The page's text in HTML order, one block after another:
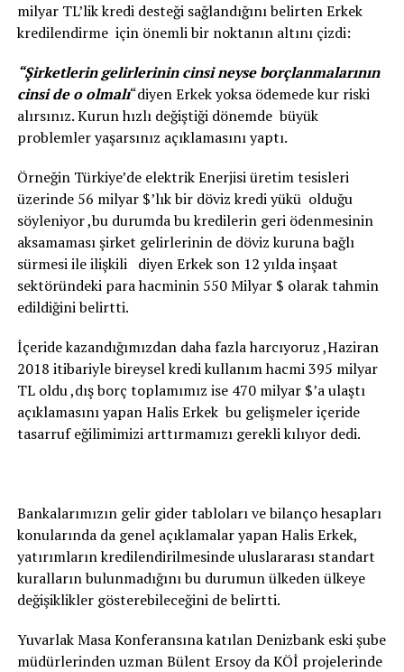
milyar TL’lik kredi desteği sağlandığını belirten Erkek
kredilendirme için önemli bir noktanın altını çizdi:
“Şirketlerin gelirlerinin cinsi neyse borçlanmalarının
cinsi de o olmalı“diyen Erkek yoksa ödemede kur riski
alırsınız. Kurun hızlı değiştiği dönemde büyük
problemler yaşarsınız açıklamasını yaptı.
Örneğin Türkiye’de elektrik Enerjisi üretim tesisleri
üzerinde 56 milyar $’lık bir döviz kredi yükü olduğu
söyleniyor ,bu durumda bu kredilerin geri ödenmesinin
aksamaması şirket gelirlerinin de döviz kuruna bağlı
sürmesi ile ilişkili diyen Erkek son 12 yılda inşaat
sektöründeki para hacminin 550 Milyar $ olarak tahmin
edildiğini belirtti.
İçeride kazandığımızdan daha fazla harcıyoruz ,Haziran
2018 itibariyle bireysel kredi kullanım hacmi 395 milyar
TL oldu ,dış borç toplamımız ise 470 milyar $’a ulaştı
açıklamasını yapan Halis Erkek bu gelişmeler içeride
tasarruf eğilimimizi arttırmamızı gerekli kılıyor dedi.
Bankalarımızın gelir gider tabloları ve bilanço hesapları
konularında da genel açıklamalar yapan Halis Erkek,
yatırımların kredilendirilmesinde uluslararası standart
kuralların bulunmadığını bu durumun ülkeden ülkeye
değişiklikler gösterebileceğini de belirtti.
Yuvarlak Masa Konferansına katılan Denizbank eski şube
müdürlerinden uzman Bülent Ersoy da KÖİ projelerinde